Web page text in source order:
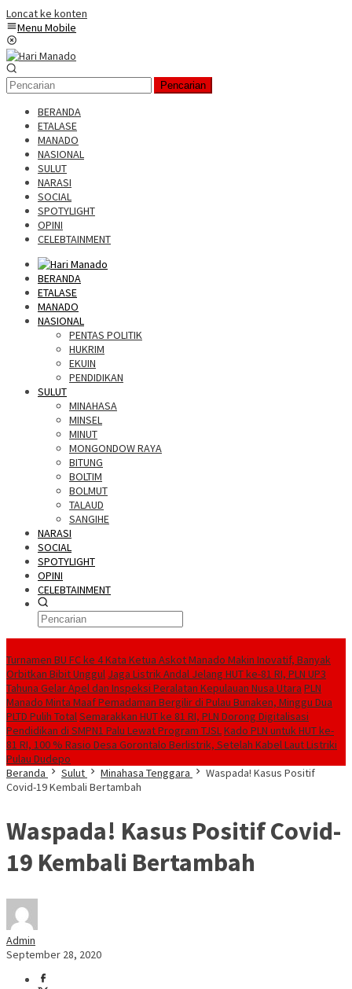
Loncat ke konten
Menu Mobile
Pencarian
BERANDA
ETALASE
MANADO
NASIONAL
SULUT
NARASI
SOCIAL
SPOTYLIGHT
OPINI
CELEBTAINMENT
BERANDA
ETALASE
MANADO
NASIONAL
PENTAS POLITIK
HUKRIM
EKUIN
PENDIDIKAN
SULUT
MINAHASA
MINSEL
MINUT
MONGONDOW RAYA
BITUNG
BOLTIM
BOLMUT
TALAUD
SANGIHE
NARASI
SOCIAL
SPOTYLIGHT
OPINI
CELEBTAINMENT
Turnamen BU FC ke 4 Kata Ketua Askot Manado Makin Inovatif, Banyak
Orbitkan Bibit Unggul Jaga Listrik Andal Jelang HUT ke-81 RI, PLN UP3
Tahuna Gelar Apel dan Inspeksi Peralatan Kepulauan Nusa Utara PLN
Manado Minta Maaf Pemadaman Bergilir di Pulau Bunaken, Minggu Dua
PLTD Pulih TotalSemarakkan HUT ke 81 RI, PLN Dorong Digitalisasi
Pendidikan di SMPN1 Palu Lewat Program TJSLKado PLN untuk HUT ke-
81 RI, 100 % Rasio Desa Gorontalo Berlistrik, Setelah Kabel Laut Listriki
Pulau Dudepo
Beranda
Sulut Minahasa Tenggara
Waspada! Kasus Positif
Covid-19 Kembali Bertambah
Waspada! Kasus Positif Covid-
19 Kembali Bertambah
Admin
September 28, 2020